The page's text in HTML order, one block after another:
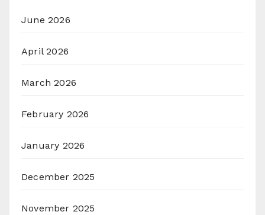
June 2026
April 2026
March 2026
February 2026
January 2026
December 2025
November 2025